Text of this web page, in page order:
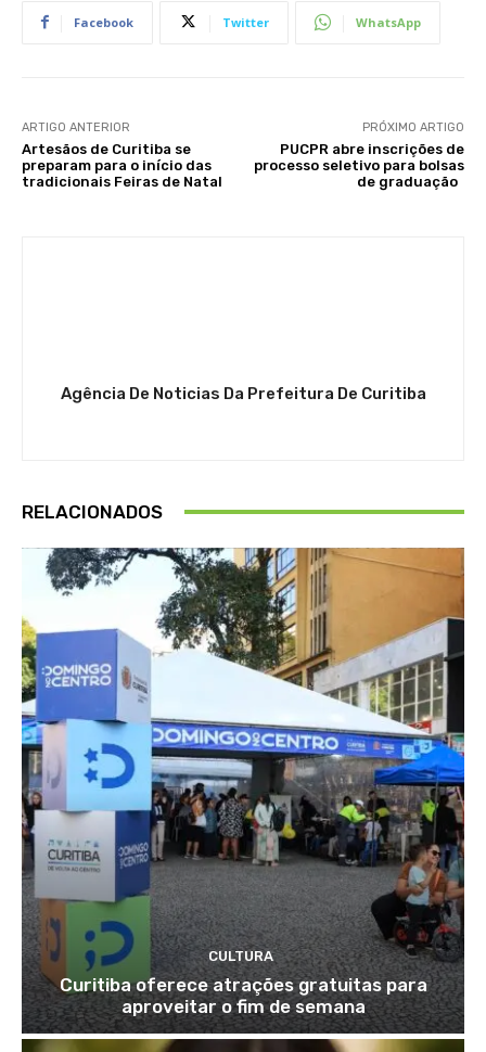
Facebook Twitter WhatsApp
ARTIGO ANTERIOR
Artesãos de Curitiba se
preparam para o início das
tradicionais Feiras de Natal
PRÓXIMO ARTIGO
PUCPR abre inscrições de
processo seletivo para bolsas
de graduação
Agência De Noticias Da Prefeitura De Curitiba
RELACIONADOS
CULTURA
Curitiba oferece atrações gratuitas para
aproveitar o fim de semana